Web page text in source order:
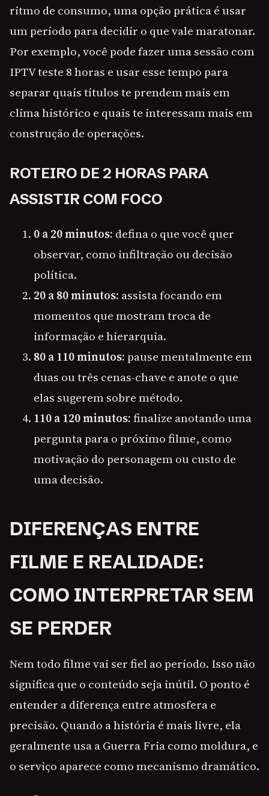
ritmo de consumo, uma opção prática é usar
um período para decidir o que vale maratonar.
Por exemplo, você pode fazer uma sessão com
IPTV teste 8 horas e usar esse tempo para
separar quais títulos te prendem mais em
clima histórico e quais te interessam mais em
construção de operações.
ROTEIRO DE 2 HORAS PARA
ASSISTIR COM FOCO
0 a 20 minutos: defina o que você quer
observar, como infiltração ou decisão
política.
20 a 80 minutos: assista focando em
momentos que mostram troca de
informação e hierarquia.
80 a 110 minutos:pause mentalmente em
duas ou três cenas-chave e anote o que
elas sugerem sobre método.
110 a 120 minutos:finalize anotando uma
pergunta para o próximo filme, como
motivação do personagem ou custo de
uma decisão.
DIFERENÇAS ENTRE
FILME E REALIDADE:
COMO INTERPRETAR SEM
SE PERDER
Nem todo filme vai ser fiel ao período. Isso não
significa que o conteúdo seja inútil. O ponto é
entender a diferença entre atmosfera e
precisão. Quando a história é mais livre, ela
geralmente usa a Guerra Fria como moldura, e
o serviço aparece como mecanismo dramático.